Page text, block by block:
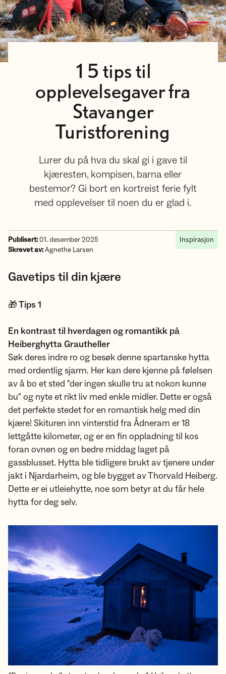
15 tips til
opplevelsegaver fra
Stavanger
Turistforening
Lurer du på hva du skal gi i gave til
kjæresten, kompisen, barna eller
bestemor? Gi bort en kortreist ferie fylt
med opplevelser til noen du er glad i.
Publisert:01. desember 2025
Skrevet av:Agnethe Larsen
Inspirasjon
Gavetips til din kjære
🎁 Tips 1
En kontrast til hverdagen og romantikk på
Heiberghytta Grautheller
Søk deres indre ro og besøk denne spartanske hytta
med ordentlig sjarm. Her kan dere kjenne på følelsen
av å bo et sted "der ingen skulle tru at nokon kunne
bu" og nyte et rikt liv med enkle midler. Dette er også
det perfekte stedet for en romantisk helg med din
kjære! Skituren inn vinterstid fra Ådneram er 18
lettgåtte kilometer, og er en fin oppladning til kos
foran ovnen og en bedre middag laget på
gassblusset. Hytta ble tidligere brukt av tjenere under
jakt i Njardarheim, og ble bygget av Thorvald Heiberg.
Dette er ei utleiehytte, noe som betyr at du får hele
hytta for deg selv.